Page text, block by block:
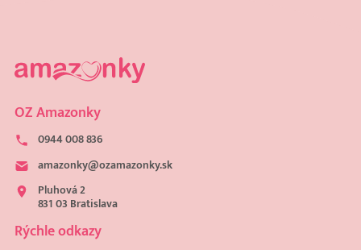
OZ Amazonky
0944 008 836
amazonky@ozamazonky.sk
Pluhová 2
831 03 Bratislava
Rýchle odkazy